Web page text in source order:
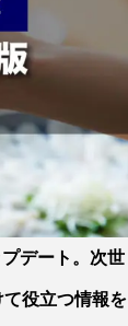
デート。次世
役立つ情報を